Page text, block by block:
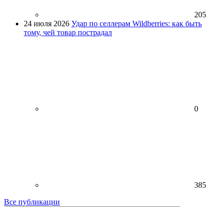
205
24 июля 2026 Удар по селлерам Wildberries: как быть
тому, чей товар пострадал
0
385
Все публикации